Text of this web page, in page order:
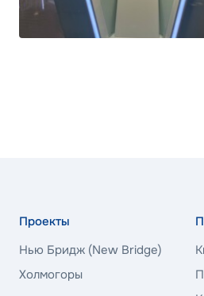
Проекты
Нью Бридж (New Bridge)
Холмогоры